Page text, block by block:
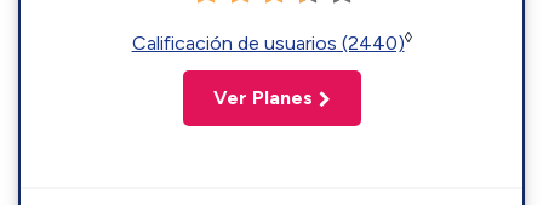
Calificación de usuarios (2440)◊
Ver Planes